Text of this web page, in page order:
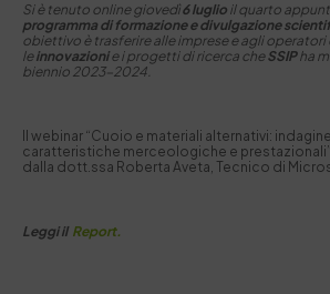
Si è tenuto online giovedì6 luglio il quarto
programma di formazione e divulgazione
obiettivo è trasferire alle imprese e agli
leinnovazionie i progetti di ricerca cheSSIPha
biennio 2023-2024.
Il webinar “Cuoio e materiali alternativi:
caratteristiche merceologiche e prestazionali
dalla dott.ssa Roberta Aveta, Tecnico di
Leggi il Report.